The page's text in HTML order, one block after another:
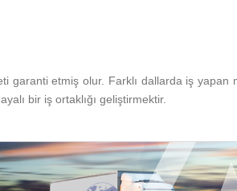
garanti etmiş olur. Farklı dallarda iş
bir iş ortaklığı geliştirmektir.